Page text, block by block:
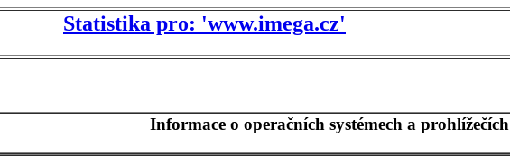
Statistika pro: 'www.imega.cz'
Informace o operačních systémech a prohlížečích